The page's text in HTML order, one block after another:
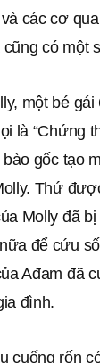
các cơ
cũng có
một bé
là “Chứng
bào gốc tạo
Thứ
Molly đã
để cứu
Ađam đã
đình.‎
cuống rốn